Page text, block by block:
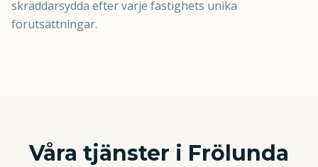
skräddarsydda efter varje fastighets unika
förutsättningar.
Våra tjänster i Frölunda